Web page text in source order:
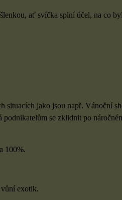
ať svíčka splní účel, na co
situacích jako jsou např. Vánoční
se zklidnit po
100%.
exotik.